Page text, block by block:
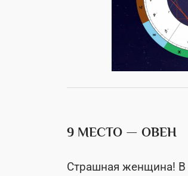
9 МЕСТО — ОВЕН
Страшная женщина! В